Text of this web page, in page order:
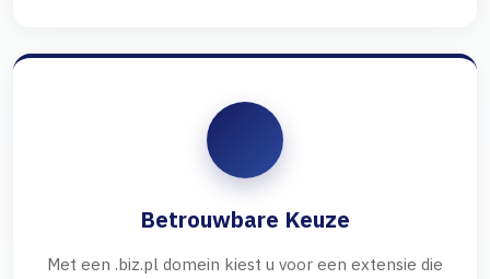
Betrouwbare Keuze
Met een .biz.pl domein kiest u voor een extensie die